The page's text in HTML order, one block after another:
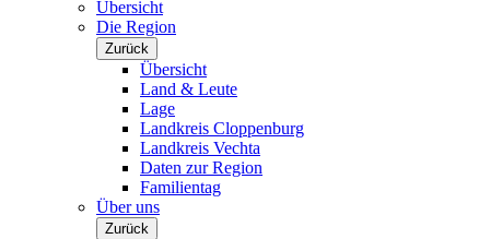
Übersicht
Die Region
Zurück
Übersicht
Land & Leute
Lage
Landkreis Cloppenburg
Landkreis Vechta
Daten zur Region
Familientag
Über uns
Zurück